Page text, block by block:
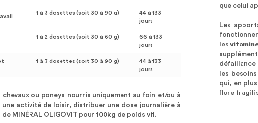
1 à 3 dosettes (soit 30 à 90 g)
44 à 133
jours
1 à 2 dosettes (soit 30 à 60 g)
66 à 133
jours
1 à 3 dosettes (soit 30 à 90 g)
44 à 133
jours
chevaux ou poneys nourris uniquement au foin et/ou à
une activité de loisir, distribuer une dose journalière à
de MINÉRAL OLIGOVIT pour 100kg de poids vif.
que celui
Les
les
défaillance
les
qui, en
flore